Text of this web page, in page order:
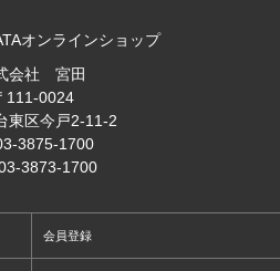
オンラインショップ
会社 宮田
111-0024
東区今戸2-11-2
3875-1700
3873-1700
会員登録